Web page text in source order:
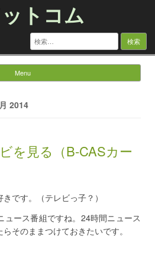
トコム
検
索:
Menu
2014
を見る（B-CASカー
です。（テレビっ子？）
ュース番組ですね。24時間ニュース
そのままつけておきたいです。